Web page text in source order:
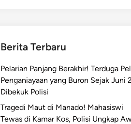
Berita Terbaru
Pelarian Panjang Berakhir! Terduga
Penganiayaan yang Buron Sejak Juni
Dibekuk Polisi
Tragedi Maut di Manado! Mahasiswi
Tewas di Kamar Kos, Polisi Ungkap